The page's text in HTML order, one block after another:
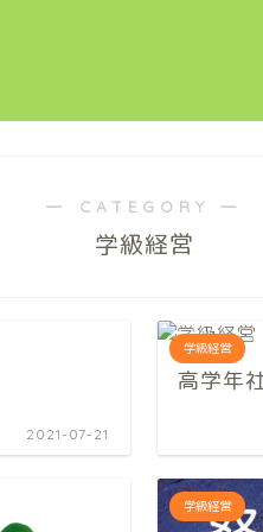
― CATEGORY ―
学級経営
2021-07-21
学級経営
高学年
学級経営